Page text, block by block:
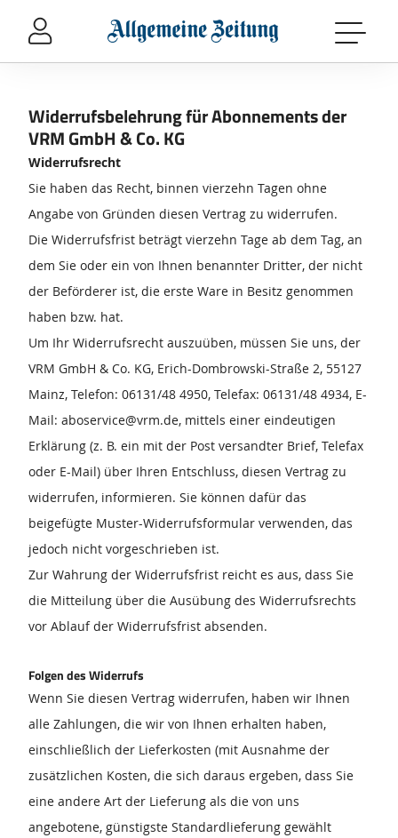
Navigation
zu:
Header
Footer
Widerrufsbelehrung für Abonnements der
VRM GmbH & Co. KG
Widerrufsrecht
Sie haben das Recht, binnen vierzehn Tagen ohne
Angabe von Gründen diesen Vertrag zu widerrufen.
Die Widerrufsfrist beträgt vierzehn Tage ab dem Tag, an
dem Sie oder ein von Ihnen benannter Dritter, der nicht
der Beförderer ist, die erste Ware in Besitz genommen
haben bzw. hat.
Um Ihr Widerrufsrecht auszuüben, müssen Sie uns, der
VRM GmbH & Co. KG, Erich-Dombrowski-Straße 2, 55127
Mainz, Telefon: 06131/48 4950, Telefax: 06131/48 4934, E-
Mail: aboservice@vrm.de, mittels einer eindeutigen
Erklärung (z. B. ein mit der Post versandter Brief, Telefax
oder E-Mail) über Ihren Entschluss, diesen Vertrag zu
widerrufen, informieren. Sie können dafür das
beigefügte Muster-Widerrufsformular verwenden, das
jedoch nicht vorgeschrieben ist.
Zur Wahrung der Widerrufsfrist reicht es aus, dass Sie
die Mitteilung über die Ausübung des Widerrufsrechts
vor Ablauf der Widerrufsfrist absenden.
Folgen des Widerrufs
Wenn Sie diesen Vertrag widerrufen, haben wir Ihnen
alle Zahlungen, die wir von Ihnen erhalten haben,
einschließlich der Lieferkosten (mit Ausnahme der
zusätzlichen Kosten, die sich daraus ergeben, dass Sie
eine andere Art der Lieferung als die von uns
angebotene, günstigste Standardlieferung gewählt